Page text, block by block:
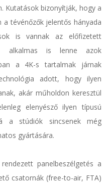
Kutatások bizonyítják, hogy a
tévénőzők jelentős hányada
is vannak az előfizetett
alkalmas is lenne azok
a 4K-s tartalmak járnak
adott, hogy ilyen
akár műholdon keresztül
elenyésző ilyen típusú
a stúdiók sincsenek még
gyártására.
panelbeszélgetés a
csatornák (free-to-air, FTA)